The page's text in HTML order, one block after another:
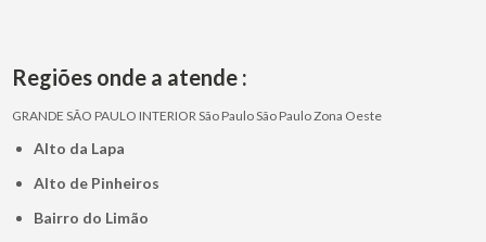
Regiões onde a atende :
GRANDE SÃO PAULO INTERIORSão PauloSão PauloZona Oeste
Alto da Lapa
Alto de Pinheiros
Bairro do Limão